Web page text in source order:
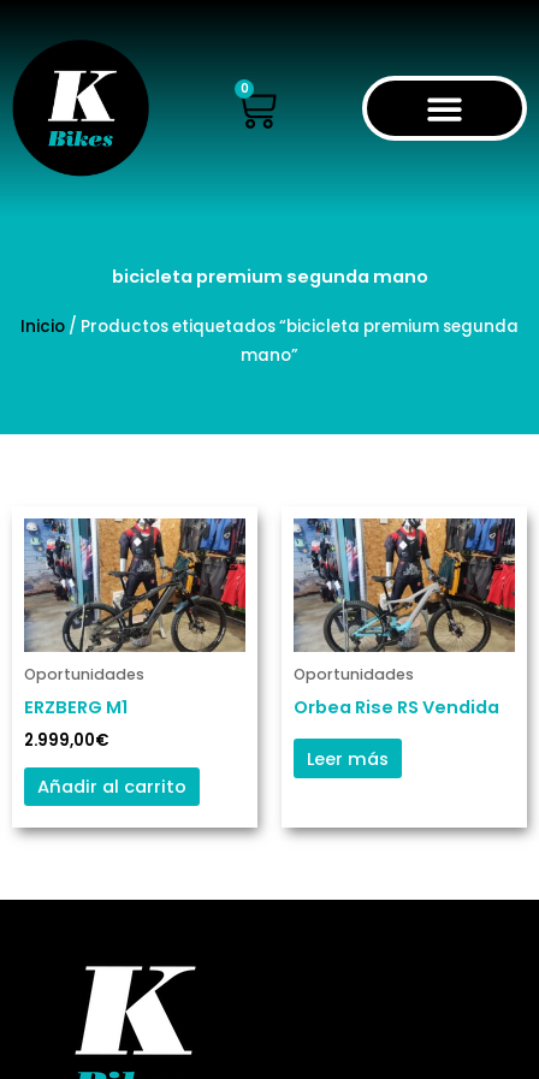
contenido
0
Cart
bicicleta premium segunda mano
Inicio / Productos etiquetados “bicicleta premium segunda
mano”
Oportunidades
ERZBERG M1
2.999,00€
Añadir al carrito
Oportunidades
Orbea Rise RS Vendida
Leer más